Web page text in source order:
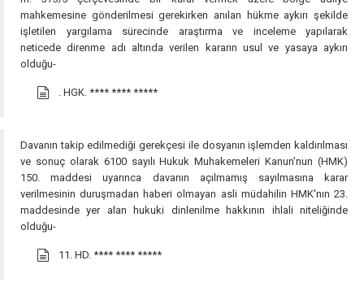
mahkemesine gönderilmesi gerekirken anılan hükme aykırı şekilde
işletilen yargılama sürecinde araştırma ve inceleme yapılarak
neticede direnme adı altında verilen kararın usul ve yasaya aykırı
olduğu-
. HGK. **** **** *****
Davanın takip edilmediği gerekçesi ile dosyanın işlemden kaldırılması
ve sonuç olarak 6100 sayılı Hukuk Muhakemeleri Kanun'nun (HMK)
150. maddesi uyarınca davanın açılmamış sayılmasına karar
verilmesinin duruşmadan haberi olmayan asli müdahilin HMK'nın 23.
maddesinde yer alan hukuki dinlenilme hakkının ihlali niteliğinde
olduğu-
11. HD. **** **** *****